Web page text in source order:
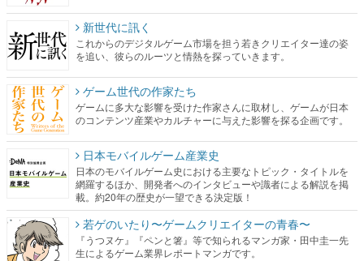
新世代に訊く
これからのデジタルゲーム市場を担う若きクリエイター達の姿
を追い、彼らのルーツと情熱を探っていきます。
ゲーム世代の作家たち
ゲームに多大な影響を受けた作家さんに取材し、ゲームが日本
のコンテンツ産業やカルチャーに与えた影響を探る企画です。
日本モバイルゲーム産業史
日本のモバイルゲーム史における主要なトピック・タイトルを
網羅するほか、開発者へのインタビューや識者による解説を掲
載。約20年の歴史が一望できる決定版！
若ゲのいたり〜ゲームクリエイターの青春〜
『うつヌケ』『ペンと箸』等で知られるマンガ家・田中圭一先
生によるゲーム業界レポートマンガです。